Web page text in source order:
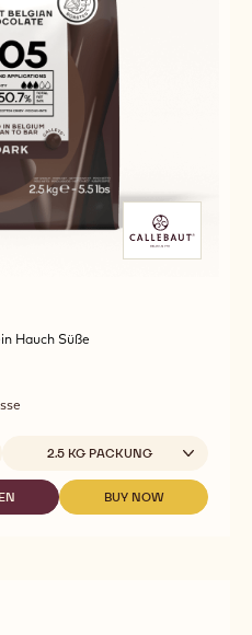
Hauch Süße
Verfügbare Größen
2.5 KG PACKUNG
BUY NOW
-